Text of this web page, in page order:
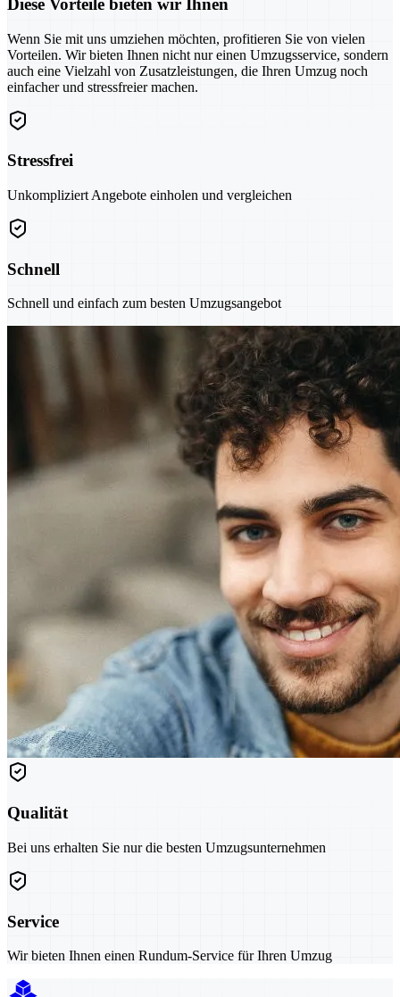
Diese Vorteile bieten wir Ihnen
Wenn Sie mit uns umziehen möchten, profitieren Sie von vielen
Vorteilen. Wir bieten Ihnen nicht nur einen Umzugsservice, sondern
auch eine Vielzahl von Zusatzleistungen, die Ihren Umzug noch
einfacher und stressfreier machen.
Stressfrei
Unkompliziert Angebote einholen und vergleichen
Schnell
Schnell und einfach zum besten Umzugsangebot
Qualität
Bei uns erhalten Sie nur die besten Umzugsunternehmen
Service
Wir bieten Ihnen einen Rundum-Service für Ihren Umzug